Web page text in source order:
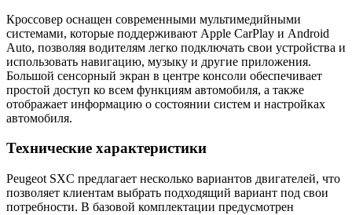
Кроссовер оснащен современными мультимедийными
системами, которые поддерживают Apple CarPlay и Android
Auto, позволяя водителям легко подключать свои устройства и
использовать навигацию, музыку и другие приложения.
Большой сенсорный экран в центре консоли обеспечивает
простой доступ ко всем функциям автомобиля, а также
отображает информацию о состоянии систем и настройках
автомобиля.
Технические характеристики
Peugeot SXC предлагает несколько вариантов двигателей, что
позволяет клиентам выбрать подходящий вариант под свои
потребности. В базовой комплектации предусмотрен